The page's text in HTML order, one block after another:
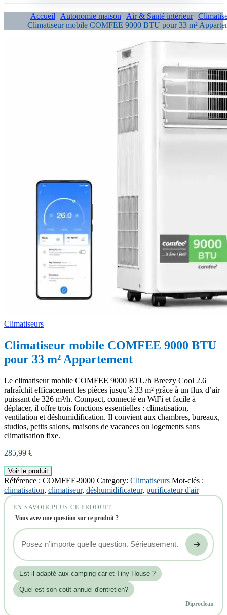
Accueil Autonomie maison Air & Santé intérieur
Climatiseur mobile COMFEE 9000 BTU pour 33 m²
Climatiseurs
Climatiseur mobile COMFEE 9000 BTU
pour 33 m² Appartement
Le climatiseur mobile COMFEE 9000 BTU/h Breezy Cool 2.6
rafraîchit efficacement les pièces jusqu’à 33 m² grâce à un flux d’air
puissant de 326 m³/h. Compact, connecté en WiFi et facile à
déplacer, il offre trois fonctions essentielles : climatisation,
ventilation et déshumidification. Il convient aux chambres, bureaux,
studios, petits salons, maisons de vacances ou logements sans
climatisation fixe.
285,99 €
Voir le produit
Référence : COMFEE-9000 Category: Climatiseurs Mot-clés :
climatisation, climatiseur, déshumidificateur, purificateur d'air
EN SAVOIR PLUS CE PRODUIT
Vous avez une question sur ce produit ?
➜
Est‑il adapté aux camping-car et Tiny-House ?
Quel est son coût annuel d'entretien?
Diproclean